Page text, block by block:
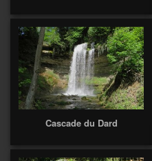
Cascade du Dard